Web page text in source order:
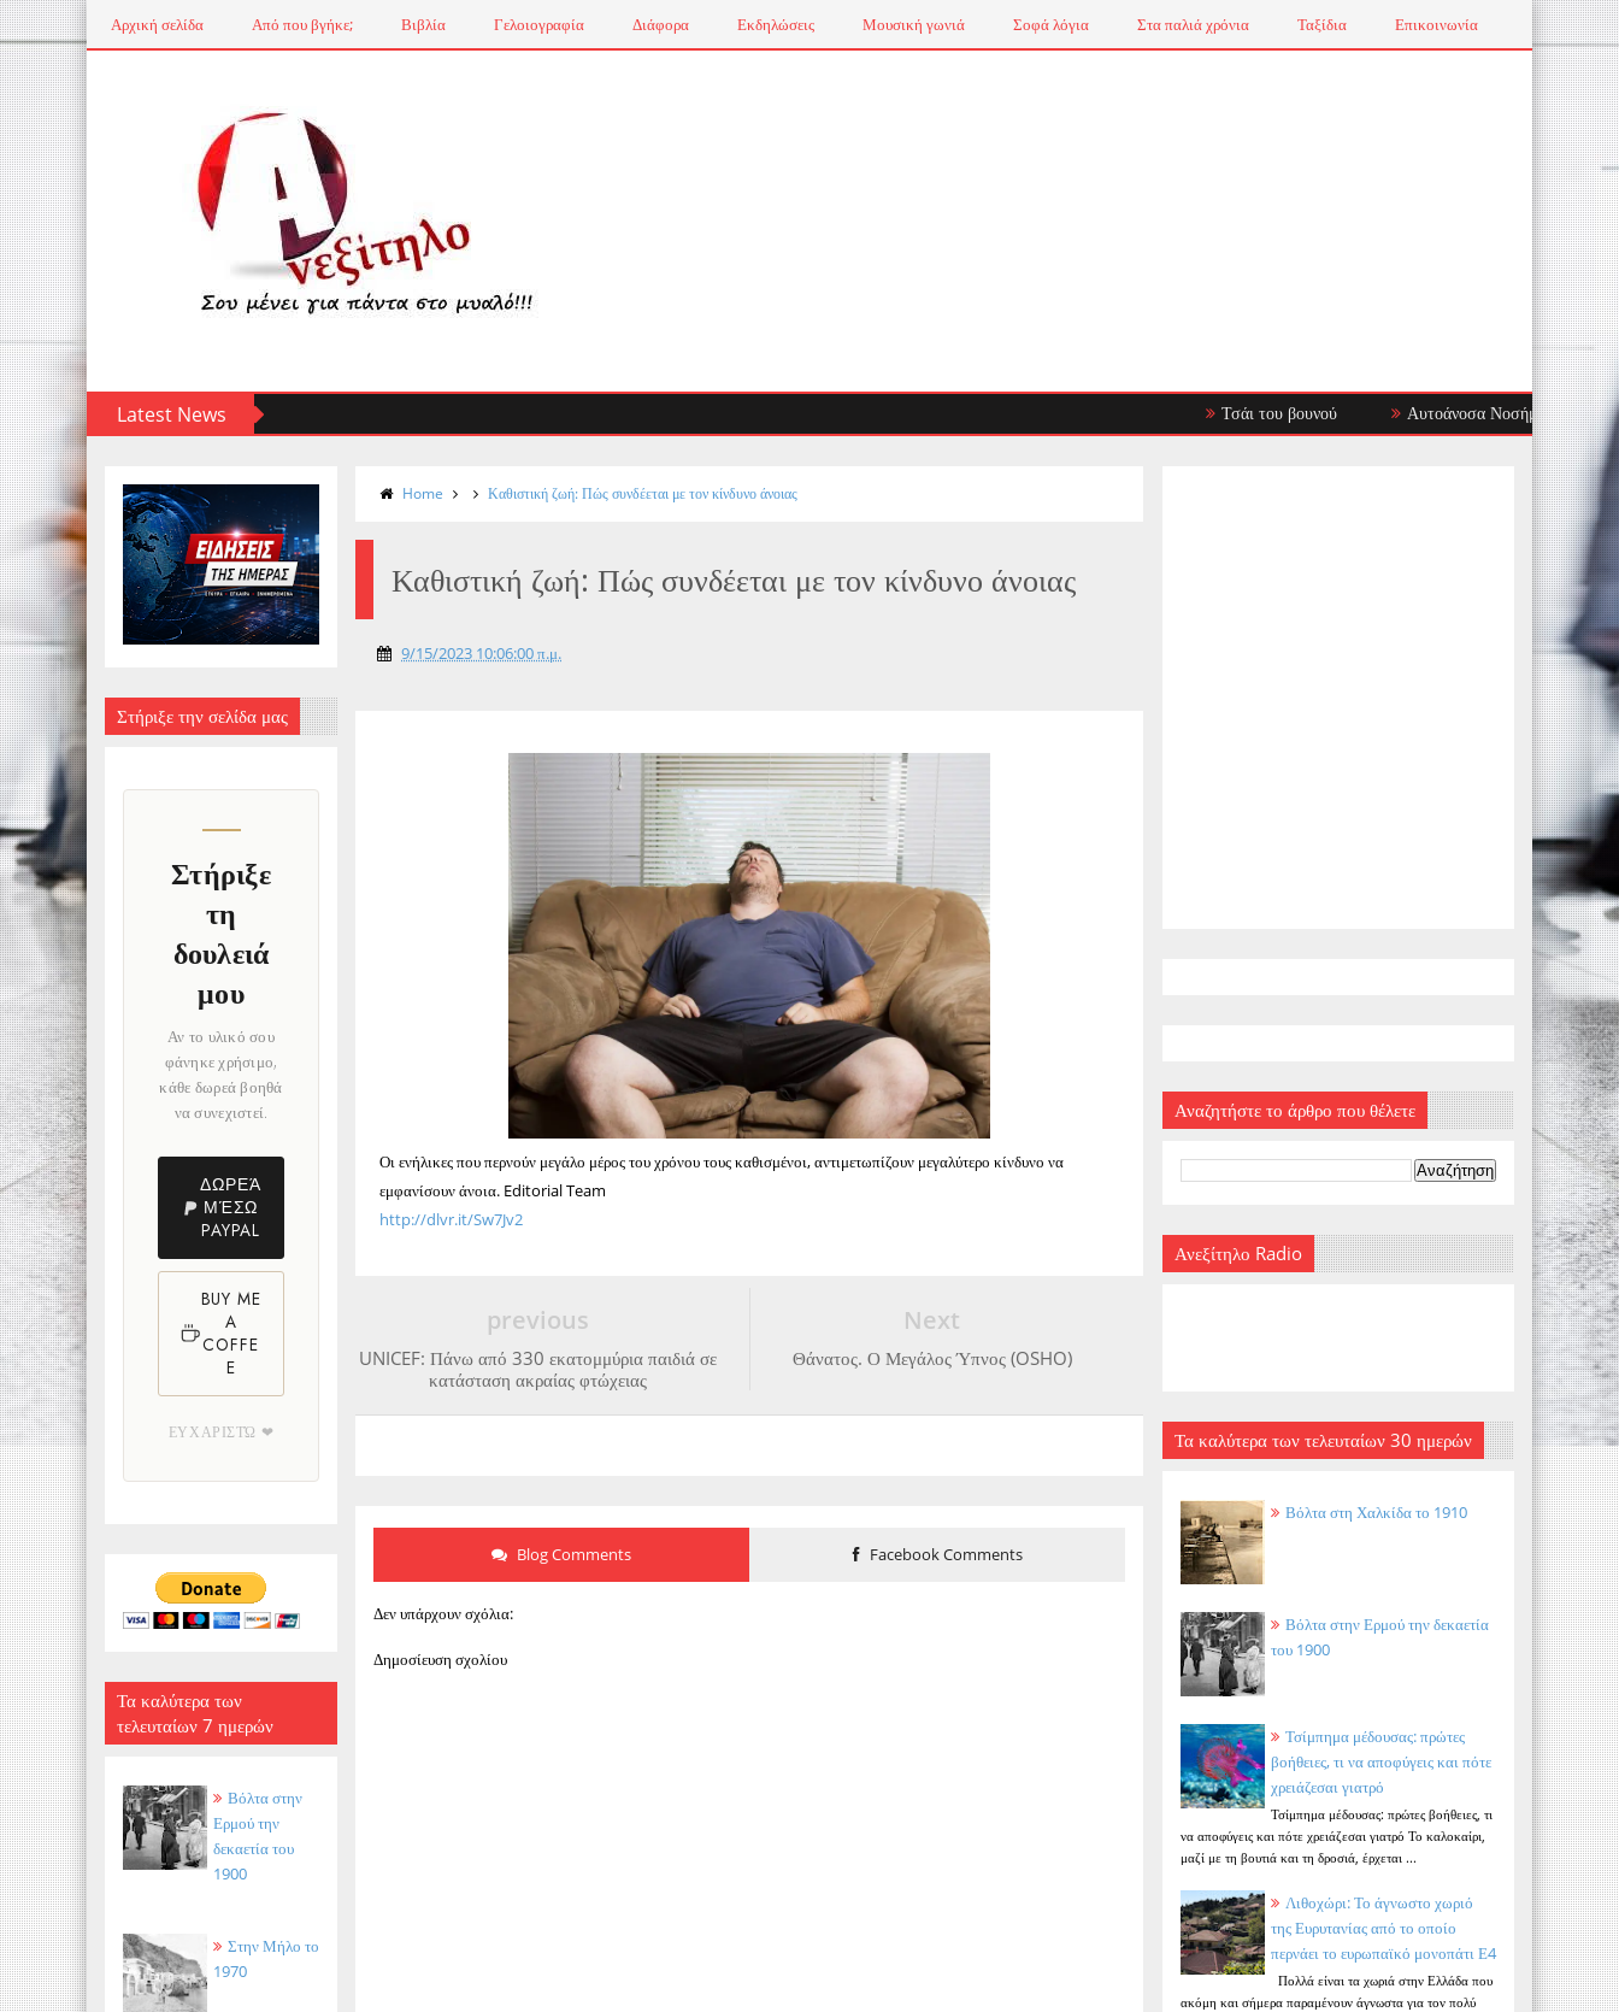
Αρχική σελίδα Από που βγήκε; Βιβλία Γελοιογραφία Διάφορα Εκδηλώσεις Μουσική γωνιά Σοφά λόγια Στα παλιά χρόνια Ταξίδια Επικοινωνία
Latest News Τσάι του βουνού Αυτοάνοσα Νοσήματα: Όταν το
Στήριξε την σελίδα μας
Στήριξε
τη
δουλειά
μου
Αν το υλικό σου
φάνηκε χρήσιμο,
κάθε δωρεά βοηθά
να συνεχιστεί.
ΔΩΡΕΆ
ΜΈΣΩ
PAYPAL
BUY ME
A
COFFE
E
ΕΥΧΑΡΙΣΤΏ ❤
Τα καλύτερα των
τελευταίων 7 ημερών
Βόλτα στην
Ερμού την
δεκαετία του
1900
Στην Μήλο το
1970
Home Καθιστική ζωή: Πώς συνδέεται με τον κίνδυνο άνοιας
Καθιστική ζωή: Πώς συνδέεται με τον κίνδυνο άνοιας
9/15/2023 10:06:00 π.μ.
Οι ενήλικες που περνούν μεγάλο μέρος του χρόνου τους καθισμένοι, αντιμετωπίζουν μεγαλύτερο κίνδυνο να
εμφανίσουν άνοια. Editorial Team
http://dlvr.it/Sw7Jv2
Next
Θάνατος. Ο Μεγάλος Ύπνος (OSHO)
previous
UNICEF: Πάνω από 330 εκατομμύρια παιδιά σε
κατάσταση ακραίας φτώχειας
Blog Comments Facebook Comments
Δεν υπάρχουν σχόλια:
Δημοσίευση σχολίου
Αναζητήστε το άρθρο που θέλετε
Ανεξίτηλο Radio
Τα καλύτερα των τελευταίων 30 ημερών
Βόλτα στη Χαλκίδα το 1910
Βόλτα στην Ερμού την δεκαετία
του 1900
Τσίμπημα μέδουσας: πρώτες
βοήθειες, τι να αποφύγεις και πότε
χρειάζεσαι γιατρό
Τσίμπημα μέδουσας: πρώτες βοήθειες, τι
να αποφύγεις και πότε χρειάζεσαι γιατρό Το καλοκαίρι,
μαζί με τη βουτιά και τη δροσιά, έρχεται ...
Λιθοχώρι: Το άγνωστο χωριό
της Ευρυτανίας από το οποίο
περνάει το ευρωπαϊκό μονοπάτι Ε4
Πολλά είναι τα χωριά στην Ελλάδα που
ακόμη και σήμερα παραμένουν άγνωστα για τον πολύ